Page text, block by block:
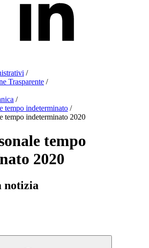
/
Trasparente /
/
tempo indeterminato /
tempo indeterminato 2020
tempo
2020
notizia